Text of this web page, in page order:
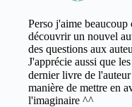
Perso j'aime
découvrir un nouvel
des questions aux
J'apprécie aussi que
dernier livre de
manière de mettre en
l'imaginaire ^^